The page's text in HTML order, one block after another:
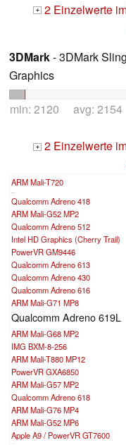
+ 2 Einzelwerte
3DMark- 3DMark
Graphics
min: 2120 avg:
+ 2 Einzelwerte
ARM Mali-T720
...
Qualcomm Adreno 418
ARM Mali-G52 MP2
Qualcomm Adreno 512
Intel HD Graphics (Cherry Trail)
PowerVR GM9446
Qualcomm Adreno 613
Qualcomm Adreno 430
Qualcomm Adreno 616
ARM Mali-G71 MP8
Qualcomm Adreno 619L
ARM Mali-G68 MP2
IMG BXM-8-256
ARM Mali-T880 MP12
PowerVR GXA6850
ARM Mali-G57 MP2
Qualcomm Adreno 618
ARM Mali-G76 MP4
ARM Mali-G52 MP6
Apple A9 / PowerVR GT7600